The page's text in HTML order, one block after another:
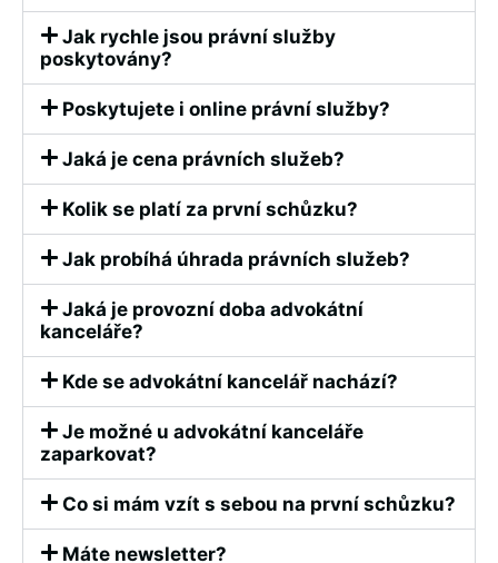
Jak rychle jsou právní služby
poskytovány?
Poskytujete i online právní služby?
Jaká je cena právních služeb?
Kolik se platí za první schůzku?
Jak probíhá úhrada právních služeb?
Jaká je provozní doba advokátní
kanceláře?
Kde se advokátní kancelář nachází?
Je možné u advokátní kanceláře
zaparkovat?
Co si mám vzít s sebou na první schůzku?
Máte newsletter?